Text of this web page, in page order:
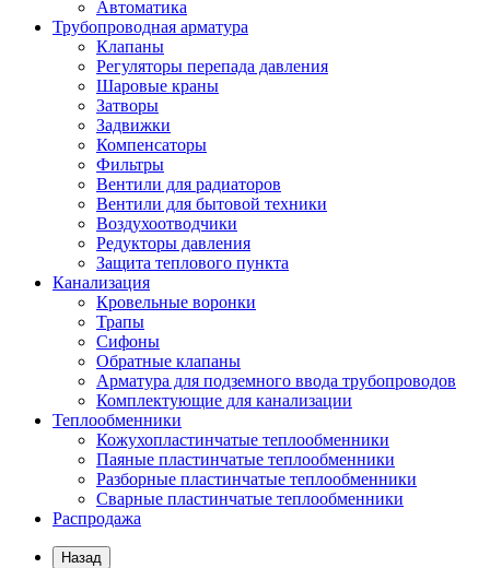
Автоматика
Трубопроводная арматура
Клапаны
Регуляторы перепада давления
Шаровые краны
Затворы
Задвижки
Компенсаторы
Фильтры
Вентили для радиаторов
Вентили для бытовой техники
Воздухоотводчики
Редукторы давления
Защита теплового пункта
Канализация
Кровельные воронки
Трапы
Сифоны
Обратные клапаны
Арматура для подземного ввода трубопроводов
Комплектующие для канализации
Теплообменники
Кожухопластинчатые теплообменники
Паяные пластинчатые теплообменники
Разборные пластинчатые теплообменники
Сварные пластинчатые теплообменники
Распродажа
Назад